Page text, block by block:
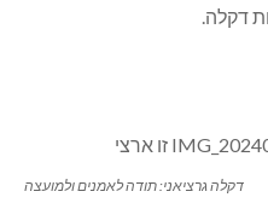
דקלה.
דקלה גרציאני: תודה לאמנים ולמועצה